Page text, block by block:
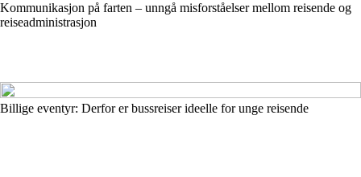
Kommunikasjon på farten – unngå misforståelser mellom reisende og
reiseadministrasjon
Billige eventyr: Derfor er bussreiser ideelle for unge reisende